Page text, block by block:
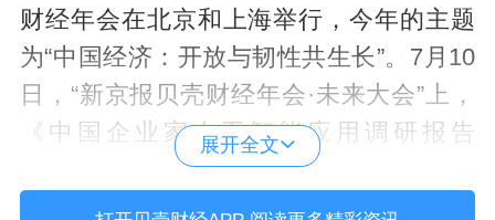
财经年会在北京和上海举行，今年的主题
为“中国经济：开放与韧性共生长”。7月10
日，“新京报贝壳财经年会·未来大会”上，
《中国企业家人工智能应用调研报告
（2025）》（以下简称《报告》）正式发
布，揭晓中国企业人工智能应用的十大趋
展开全文